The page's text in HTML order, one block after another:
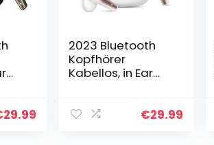
29.99
2023 Bluetooth
Kopfhörer
Kabellos, in Ear
HD Mikrofon, 40H
€29.99